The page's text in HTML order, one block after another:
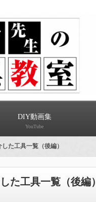
DIY動画集
YouTube
た工具一覧（後編）
た工具一覧（後編）